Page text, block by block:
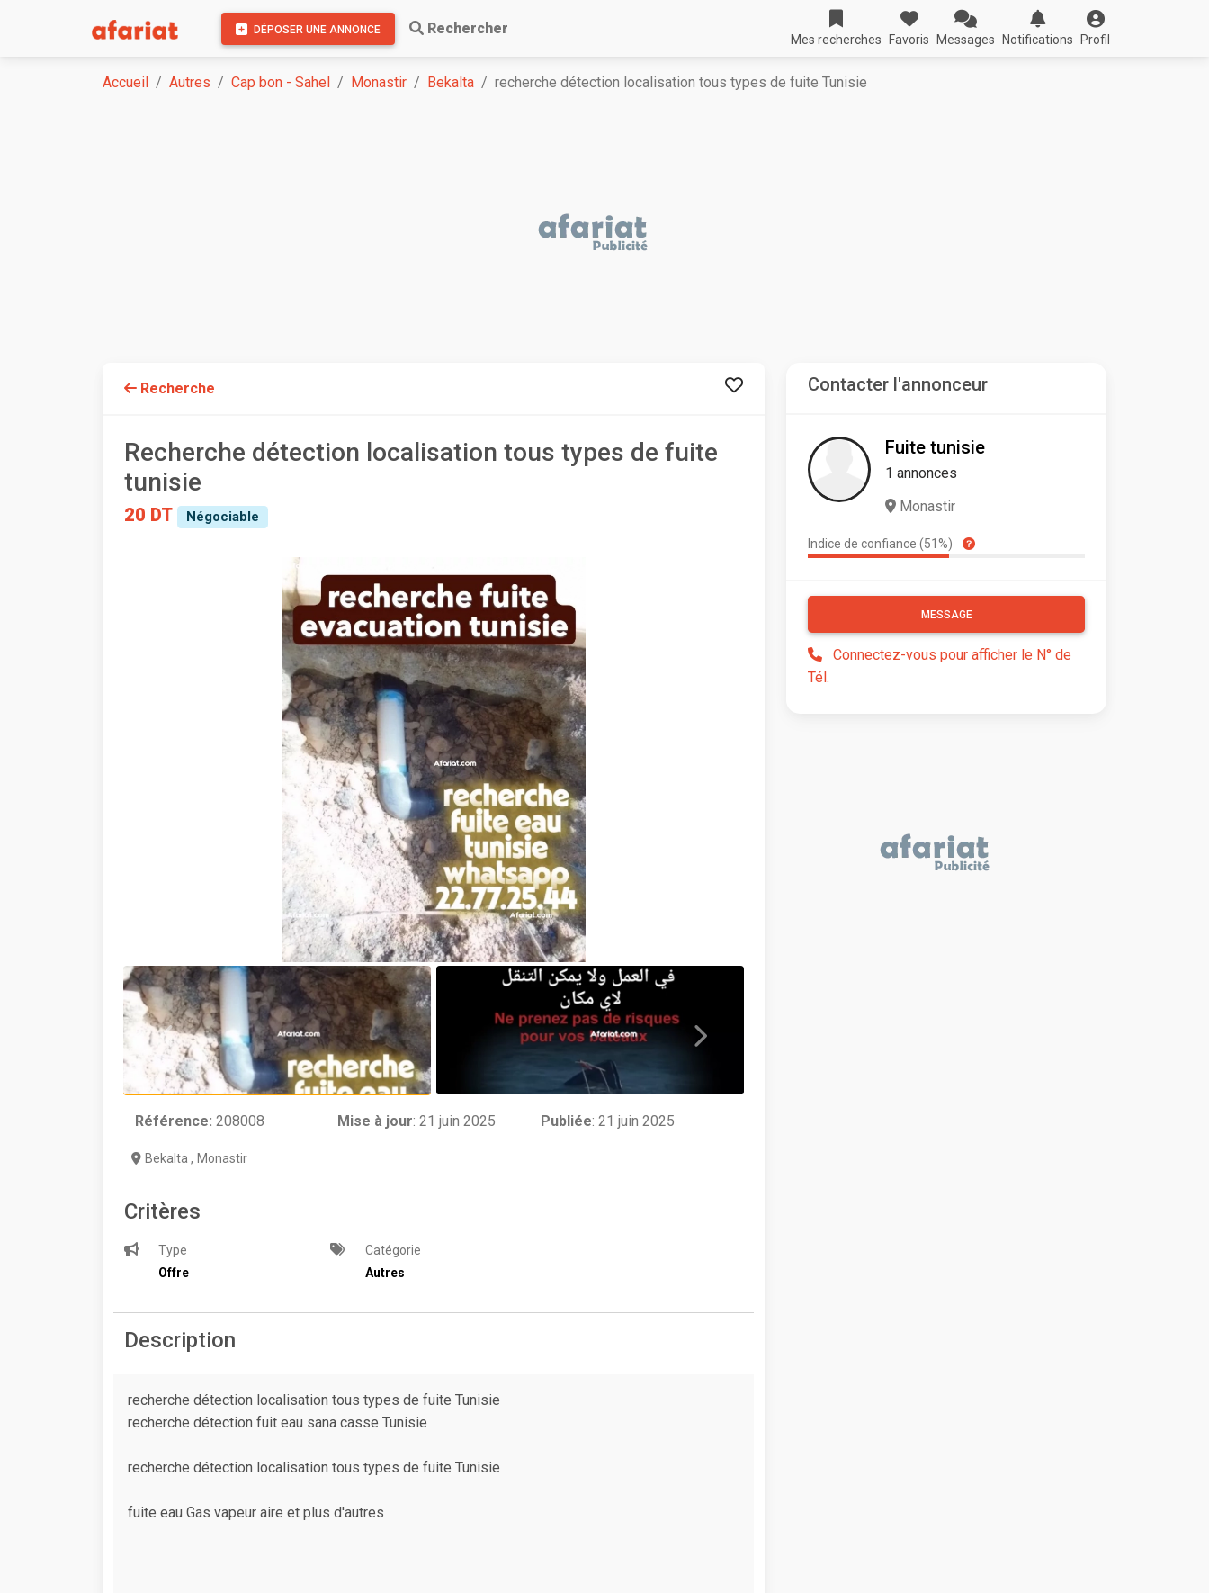
DÉPOSER UNE ANNONCE Rechercher
Mes recherches Favoris Messages Notifications Profil
Accueil Autres Cap bon - Sahel Monastir Bekalta recherche détection localisation tous types de fuite Tunisie
Recherche
Recherche détection localisation tous types de fuite
tunisie
20 DT Négociable
Référence: 208008 Mise à jour:21 juin 2025 Publiée: 21 juin 2025
Bekalta , Monastir
Critères
Type
Offre
Catégorie
Autres
Description
recherche détection localisation tous types de fuite Tunisie
recherche détection fuit eau sana casse Tunisie
recherche détection localisation tous types de fuite Tunisie
fuite eau Gas vapeur aire et plus d'autres
Contacter l'annonceur
Fuite tunisie
1 annonces
Monastir
Indice de confiance (51%)
MESSAGE
Connectez-vous pour afficher le N° de
Tél.